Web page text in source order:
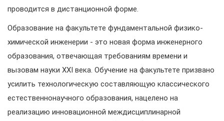
проводится в дистанционной форме.
Образование на факультете фундаментальной физико-
химической инженерии - это новая форма инженерного
образования, отвечающая требованиям времени и
вызовам науки XXI века. Обучение на факультете призвано
усилить технологическую составляющую классического
естественнонаучного образования, нацелено на
реализацию инновационной междисциплинарной